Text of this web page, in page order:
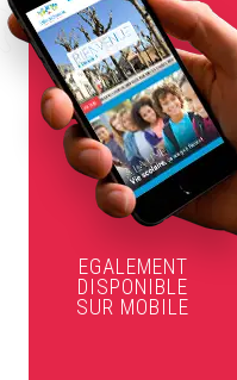
EGALEMENT
DISPONIBLE
SUR MOBILE